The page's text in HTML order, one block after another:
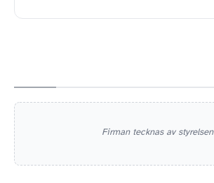
Firman tecknas av styrelsen